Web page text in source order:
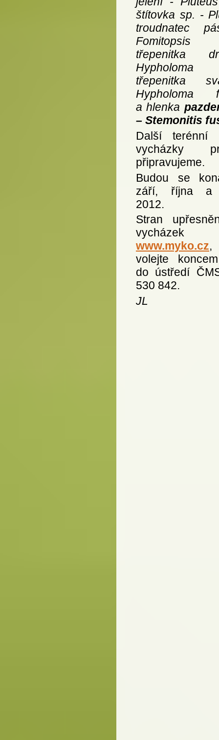
štítovka sp. -
troudnatec
Fomitopsis
třepenitka
Hypholoma
třepenitka
Hypholoma
a hlenka
– Stemonitis
Další terénní
vycházky
připravujeme.
Budou se
září, října a
2012.
Stran
vycházek
www.myko.cz,
volejte
do ústředí
530 842.
JL